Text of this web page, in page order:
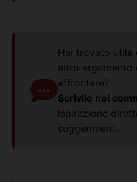
Hai trovato utile
altro argomento
affrontare?
Scrivilo nei
ispirazione
suggerimenti.